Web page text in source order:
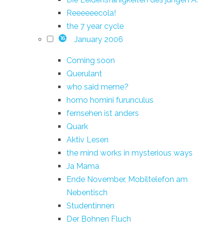
Reeeeeecola!
the 7 year cycle
16 January 2006
Coming soon
Querulant
who said meme?
homo homini furunculus
fernsehen ist anders
Quark
Aktiv Lesen
the mind works in mysterious ways
Ja Mama
Ende November, Mobiltelefon am
Nebentisch
Studentinnen
Der Bohnen Fluch